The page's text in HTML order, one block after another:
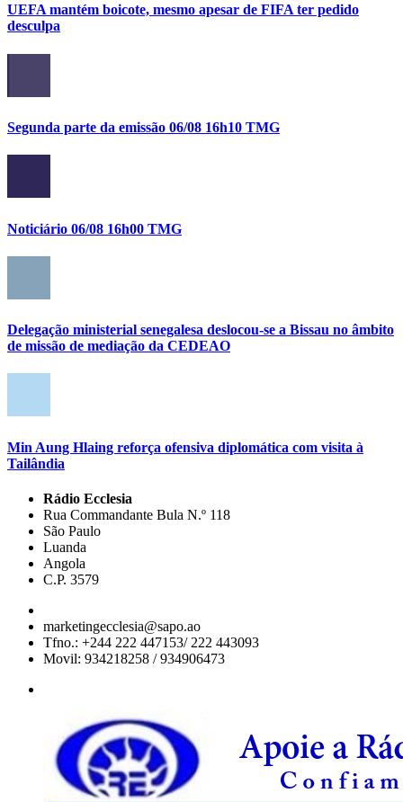
UEFA mantém boicote, mesmo apesar de FIFA ter pedido
desculpa
Segunda parte da emissão 06/08 16h10 TMG
Noticiário 06/08 16h00 TMG
Delegação ministerial senegalesa deslocou-se a Bissau no âmbito
de missão de mediação da CEDEAO
Min Aung Hlaing reforça ofensiva diplomática com visita à
Tailândia
Rádio Ecclesia
Rua Commandante Bula N.º 118
São Paulo
Luanda
Angola
C.P. 3579
marketingecclesia@sapo.ao
Tfno.: +244 222 447153/ 222 443093
Movil: 934218258 / 934906473